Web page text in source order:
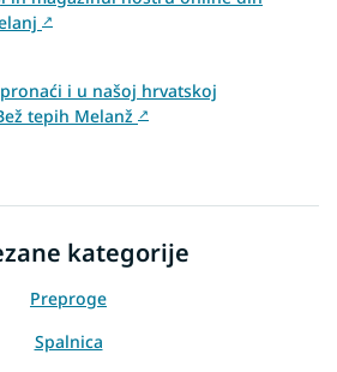
↗
i u našoj hrvatskoj
tepih Melanž ↗
kategorije
Preproge
Spalnica